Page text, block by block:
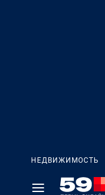
НЕДВИЖИМОСТЬ